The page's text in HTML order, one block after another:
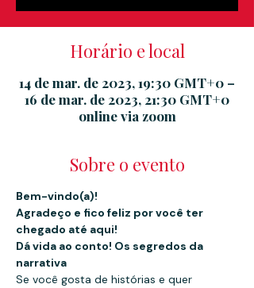
Horário e local
14 de mar. de 2023, 19:30 GMT+0 –
16 de mar. de 2023, 21:30 GMT+0
online via zoom
Sobre o evento
Bem-vindo(a)!
Agradeço e fico feliz por você ter
chegado até aqui!
Dá vida ao conto! Os segredos da
narrativa
Se você gosta de histórias e quer